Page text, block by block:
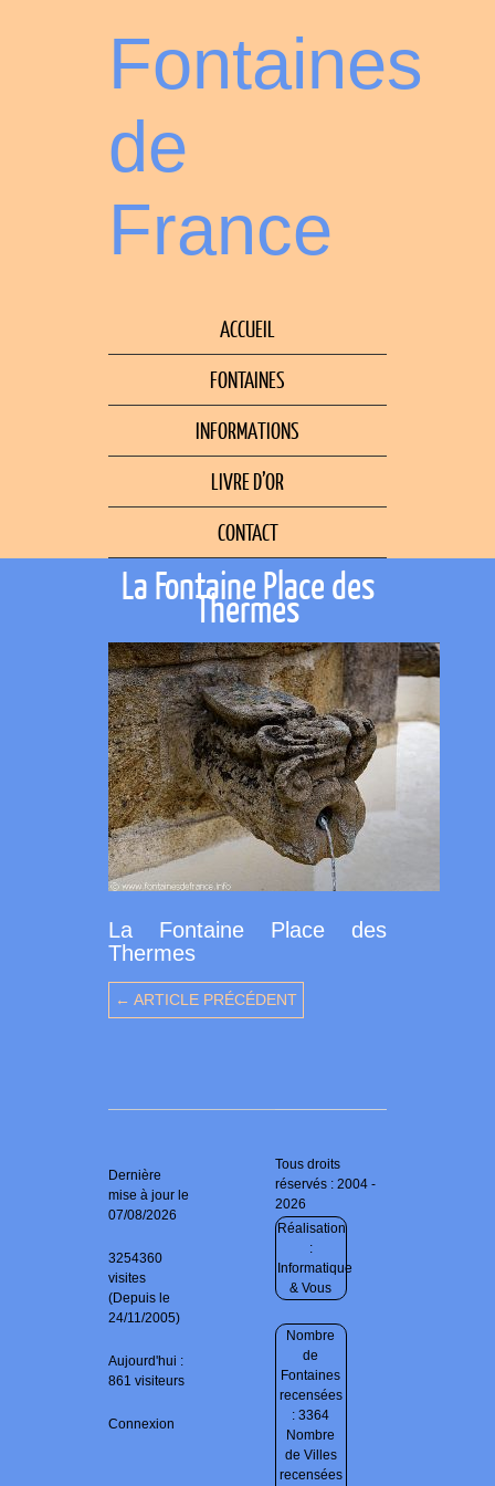
Fontaines
de
France
ACCUEIL
FONTAINES
INFORMATIONS
LIVRE D’OR
CONTACT
La Fontaine Place des
Thermes
La Fontaine Place des
Thermes
← ARTICLE PRÉCÉDENT
Dernière
mise à jour le
07/08/2026
3254360
visites
(Depuis le
24/11/2005)
Aujourd'hui :
861 visiteurs
Connexion
Tous droits
réservés : 2004 -
2026
Réalisation
:
Informatique
& Vous
Nombre
de
Fontaines
recensées
: 3364
Nombre
de Villes
recensées